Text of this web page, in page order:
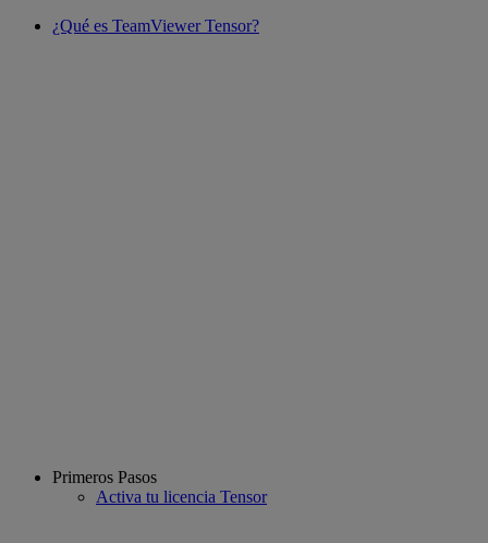
¿Qué es TeamViewer Tensor?
Primeros Pasos
Activa tu licencia Tensor